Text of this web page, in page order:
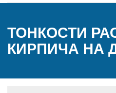
ТОНКОСТИ
КИРПИЧА НА